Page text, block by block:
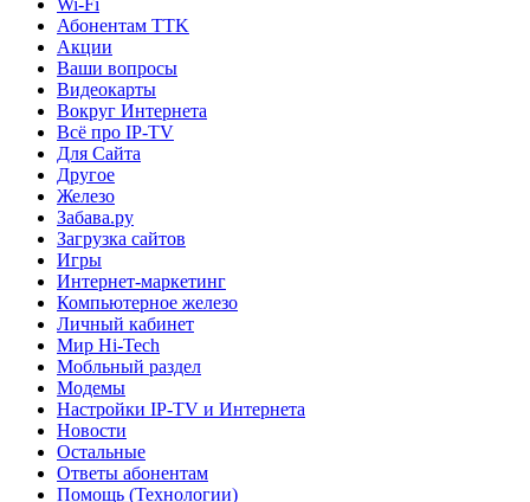
Wi-Fi
Абонентам TTK
Акции
Ваши вопросы
Видеокарты
Вокруг Интернета
Всё про IP-TV
Для Сайта
Другое
Железо
Забава.ру
Загрузка сайтов
Игры
Интернет-маркетинг
Компьютерное железо
Личный кабинет
Мир Hi-Tech
Мобльный раздел
Модемы
Настройки IP-TV и Интернета
Новости
Остальные
Ответы абонентам
Помощь (Технологии)